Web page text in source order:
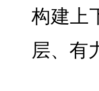
构建上
层、有